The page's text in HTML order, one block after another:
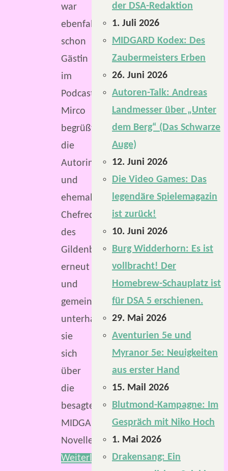
war
ebenfalls
schon
Gästin
im
Podcast.
Mirco
begrüßt
die
Autorin
und
ehemalige
Chefredakteurin
des
Gildenbriefs
erneut
und
gemeinsam
unterhalten
sie
sich
über
die
besagte
MIDGARD-
Novelle.
Weiterlesen
der DSA-Redaktion
1. Juli 2026
MIDGARD Kodex: Des
Zaubermeisters Erben
26. Juni 2026
Autoren-Talk: Andreas
Landmesser über „Unter
dem Berg“ (Das Schwarze
Auge)
12. Juni 2026
Die Video Games: Das
legendäre Spielemagazin
ist zurück!
10. Juni 2026
Burg Widderhorn: Es ist
vollbracht! Der
Homebrew-Schauplatz ist
für DSA 5 erschienen.
29. Mai 2026
Aventurien 5e und
Myranor 5e: Neuigkeiten
aus erster Hand
15. Mail 2026
Blutmond-Kampagne: Im
Gespräch mit Niko Hoch
1. Mai 2026
Drakensang: Ein